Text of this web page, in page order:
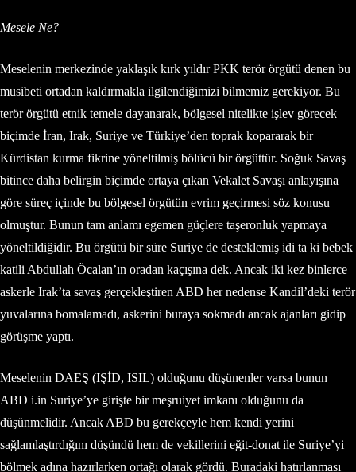
Mesele Ne?
Meselenin merkezinde yaklaşık kırk yıldır PKK terör örgütü denen bu
musibeti ortadan kaldırmakla ilgilendiğimizi bilmemiz gerekiyor. Bu
terör örgütü etnik temele dayanarak, bölgesel nitelikte işlev görecek
biçimde İran, Irak, Suriye ve Türkiye’den toprak kopararak bir
Kürdistan kurma fikrine yöneltilmiş bölücü bir örgüttür. Soğuk Savaş
bitince daha belirgin biçimde ortaya çıkan Vekalet Savaşı anlayışına
göre süreç içinde bu bölgesel örgütün evrim geçirmesi söz konusu
olmuştur. Bunun tam anlamı egemen güçlere taşeronluk yapmaya
yöneltildiğidir. Bu örgütü bir süre Suriye de desteklemiş idi ta ki bebek
katili Abdullah Öcalan’ın oradan kaçışına dek. Ancak iki kez binlerce
askerle Irak’ta savaş gerçekleştiren ABD her nedense Kandil’deki terör
yuvalarına bomalamadı, askerini buraya sokmadı ancak ajanları gidip
görüşme yaptı.
Meselenin DAEŞ (IŞİD, ISIL) olduğunu düşünenler varsa bunun
ABD i.in Suriye’ye girişte bir meşruiyet imkanı olduğunu da
düşünmelidir. Ancak ABD bu gerekçeyle hem kendi yerini
sağlamlaştırdığını düşündü hem de vekillerini eğit-donat ile Suriye’yi
bölmek adına hazırlarken ortağı olarak gördü. Buradaki hatırlanması